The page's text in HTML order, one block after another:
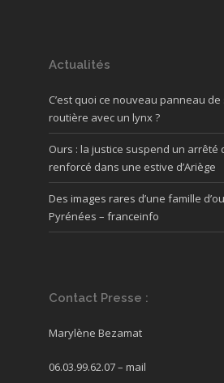
Actualités
C’est quoi ce nouveau panneau
routière avec un lynx ?
Ours : la justice suspend un arrêté
renforcé dans une estive d’Ariège
Des images rares d’une famille
Pyrénées – franceinfo
Contact Presse :
Marylène Bezamat
06.03.99.62.07 – mail